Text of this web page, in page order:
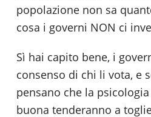
popolazione non sa
cosa i governi NON ci
Sì hai capito bene, i
consenso di chi li vota, e
pensano che la
buona tenderanno a